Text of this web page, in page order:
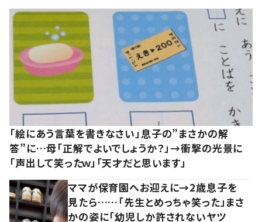
「絵にあう言葉を書きなさい」息子の”まさかの解
答”に…母「正解でよいでしょうか？」→衝撃の光景に
「声出して笑ったｗ」「天才だと思います」
ママが保育園へお迎えに→2歳息子を
見たら……「先生とめっちゃ笑った」まさ
かの姿に「幼児しか許されないヤツ